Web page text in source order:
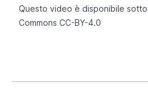
Questo video è disponibile
Commons CC-BY-4.0